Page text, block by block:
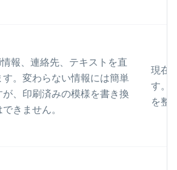
報、連絡先、テキストを直
。変わらない情報には簡単
が、印刷済みの模様を書き換
きません。
現在
す。
を整